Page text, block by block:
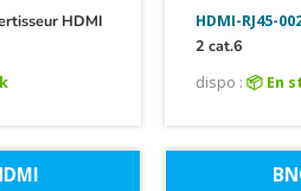
HDMI
HDMI-RJ45-
2 cat.6
dispo : 📦 En